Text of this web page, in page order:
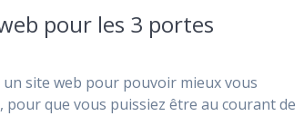
pour les 3 portes
un site web pour pouvoir mieux vous
pour que vous puissiez être au courant de